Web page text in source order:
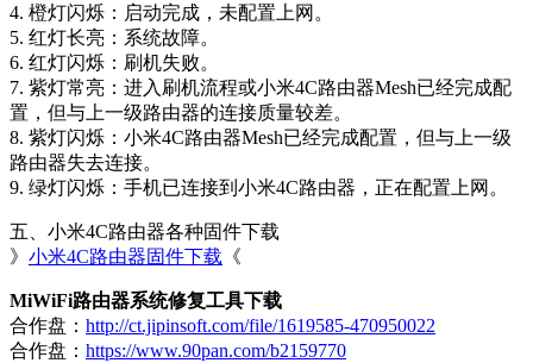
4. 橙灯闪烁：启动完成，未配置上网。
5. 红灯长亮：系统故障。
6. 红灯闪烁：刷机失败。
7. 紫灯常亮：进入刷机流程或小米4C路由器Mesh已经完成配
置，但与上一级路由器的连接质量较差。
8. 紫灯闪烁：小米4C路由器Mesh已经完成配置，但与上一级
路由器失去连接。
9. 绿灯闪烁：手机已连接到小米4C路由器，正在配置上网。
五、小米4C路由器各种固件下载
》 小米4C路由器固件下载 《
MiWiFi路由器系统修复工具下载
合作盘： http://ct.jipinsoft.com/file/1619585-470950022
合作盘： https://www.90pan.com/b2159770